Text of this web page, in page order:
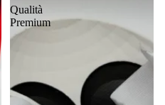
Qualità
Premium